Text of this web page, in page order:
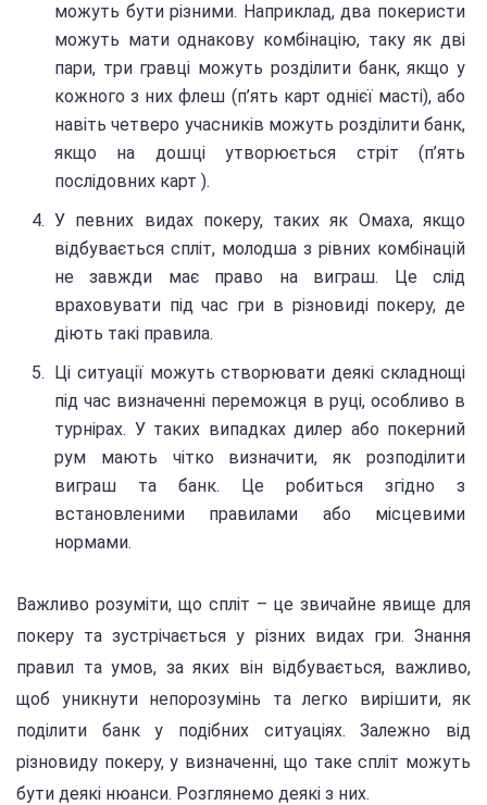
можуть бути різними. Наприклад, два покеристи
можуть мати однакову комбінацію, таку як дві
пари, три гравці можуть розділити банк, якщо у
кожного з них флеш (п’ять карт однієї масті), або
навіть четверо учасників можуть розділити банк,
якщо на дошці утворюється стріт (п’ять
послідовних карт ).
У певних видах покеру, таких як Омаха, якщо
відбувається спліт, молодша з рівних комбінацій
не завжди має право на виграш. Це слід
враховувати під час гри в різновиді покеру, де
діють такі правила.
Ці ситуації можуть створювати деякі складнощі
під час визначенні переможця в руці, особливо в
турнірах. У таких випадках дилер або покерний
рум мають чітко визначити, як розподілити
виграш та банк. Це робиться згідно з
встановленими правилами або місцевими
нормами.
Важливо розуміти, що спліт – це звичайне явище для
покеру та зустрічається у різних видах гри. Знання
правил та умов, за яких він відбувається, важливо,
щоб уникнути непорозумінь та легко вирішити, як
поділити банк у подібних ситуаціях. Залежно від
різновиду покеру, у визначенні, що таке спліт можуть
бути деякі нюанси. Розглянемо деякі з них.